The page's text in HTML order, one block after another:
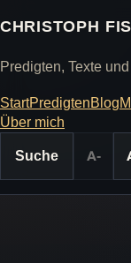
CHRISTOPH
Predigten, Texte
StartPredigtenBlog
Über mich
Suche
A-